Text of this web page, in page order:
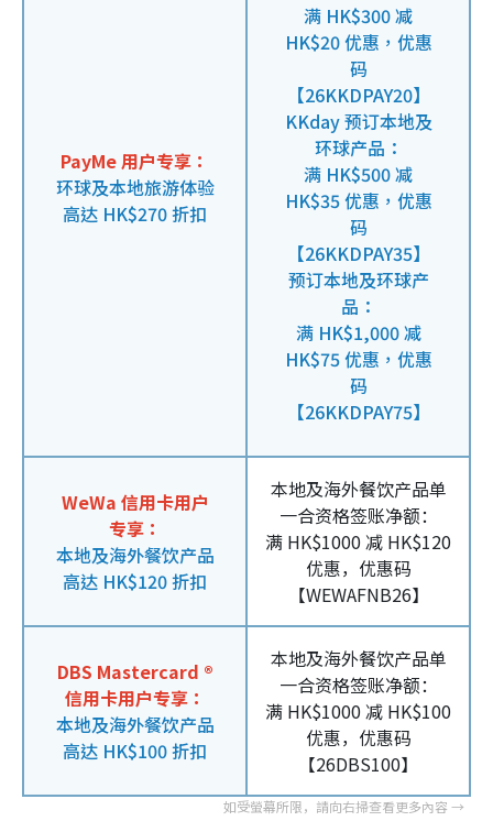
PayMe 用户专享：
环球及本地旅游体验
高达 HK$270 折扣
满 HK$300 减
HK$20 优惠，优惠
码
【26KKDPAY20】
KKday 预订本地及
环球产品：
满 HK$500 减
HK$35 优惠，优惠
码
【26KKDPAY35】
预订本地及环球产
品：
满 HK$1,000 减
HK$75 优惠，优惠
码
【26KKDPAY75】
WeWa 信用卡用户
专享：
本地及海外餐饮产品
高达 HK$120 折扣
本地及海外餐饮产品单
一合资格签账净额：
满 HK$1000 减 HK$120
优惠，优惠码
【WEWAFNB26】
DBS Mastercard ®
信用卡用户专享：
本地及海外餐饮产品
高达 HK$100 折扣
本地及海外餐饮产品单
一合资格签账净额：
满 HK$1000 减 HK$100
优惠，优惠码
【26DBS100】